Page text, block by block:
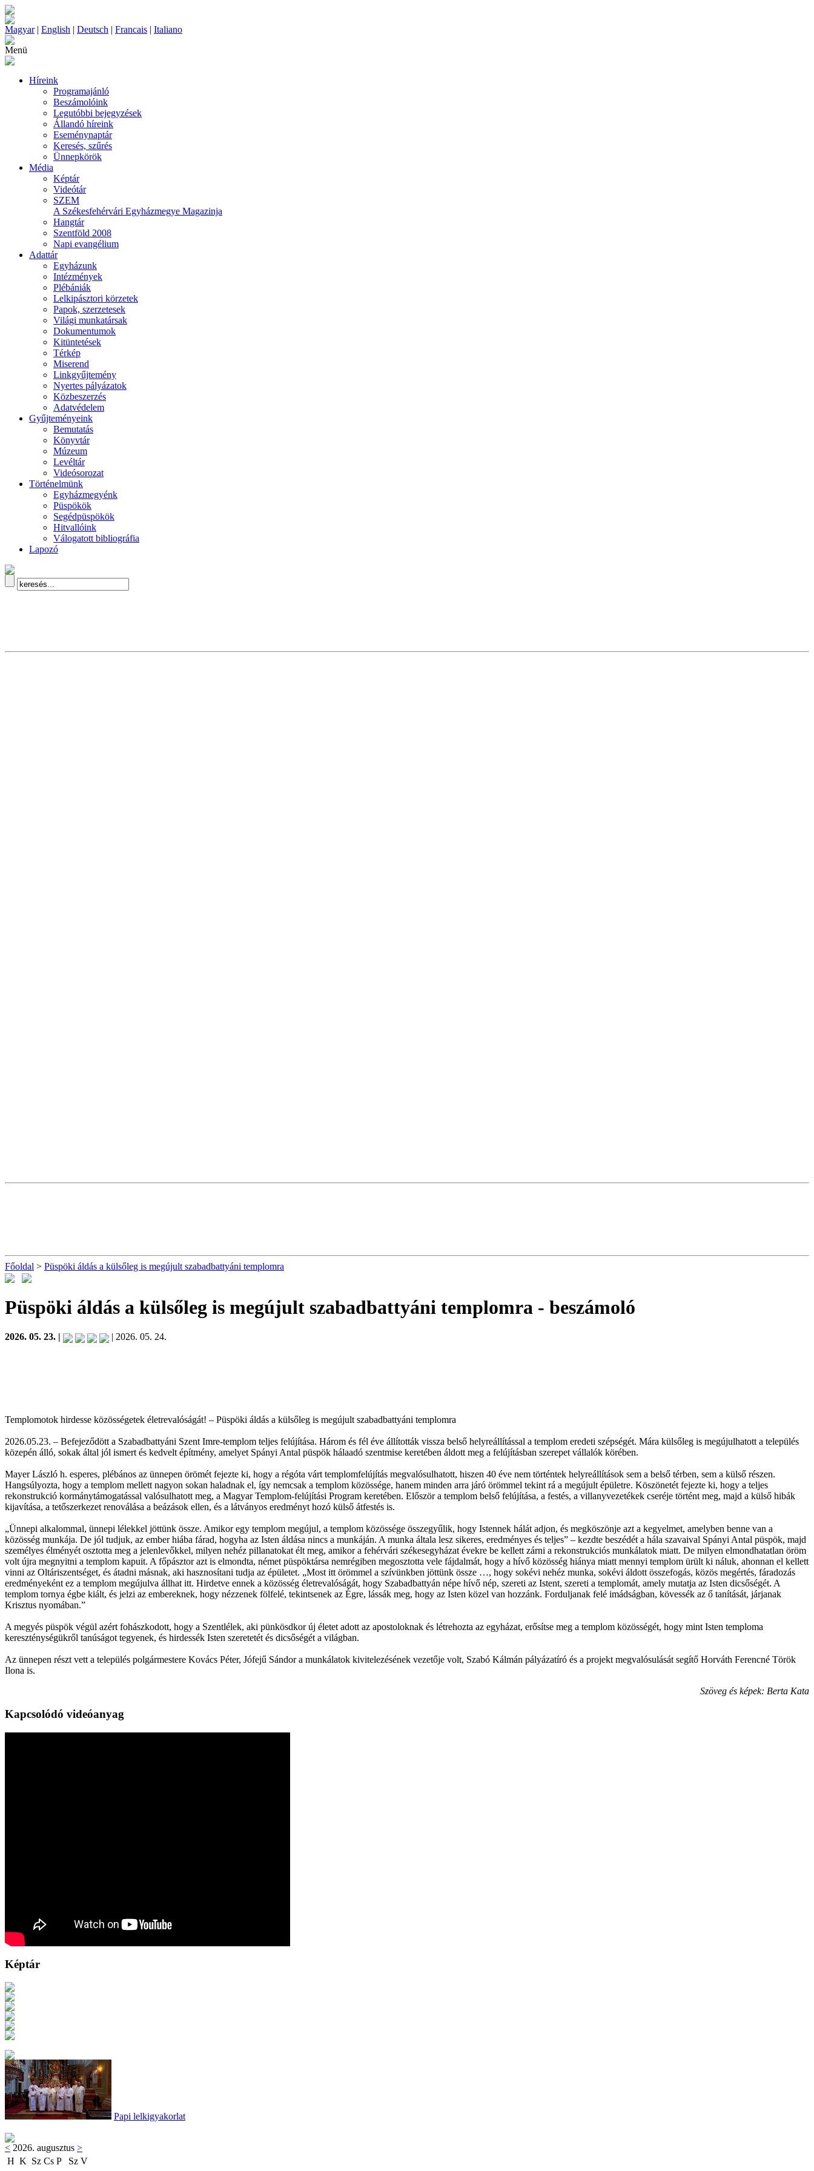
Magyar| English | Deutsch | Francais | Italiano
Menü
Híreink
Programajánló
Beszámolóink
Legutóbbi bejegyzések
Állandó híreink
Eseménynaptár
Keresés, szűrés
Ünnepkörök
Média
Képtár
Videótár
SZEM
A Székesfehérvári Egyházmegye Magazinja
Hangtár
Szentföld 2008
Napi evangélium
Adattár
Egyházunk
Intézmények
Plébániák
Lelkipásztori körzetek
Papok, szerzetesek
Világi munkatársak
Dokumentumok
Kitüntetések
Térkép
Miserend
Linkgyűjtemény
Nyertes pályázatok
Közbeszerzés
Adatvédelem
Gyűjteményeink
Bemutatás
Könyvtár
Múzeum
Levéltár
Videósorozat
Történelmünk
Egyházmegyénk
Püspökök
Segédpüspökök
Hitvallóink
Válogatott bibliográfia
Lapozó
Főoldal > Püspöki áldás a külsőleg is megújult szabadbattyáni templomra
Püspöki áldás a külsőleg is megújult szabadbattyáni templomra - beszámoló
2026. 05. 23. | | 2026. 05. 24.
Templomotok hirdesse közösségetek életrevalóságát! – Püspöki áldás a külsőleg is megújult szabadbattyáni templomra
2026.05.23. – Befejeződött a Szabadbattyáni Szent Imre-templom teljes felújítása. Három és fél éve állították vissza belső helyreállítással a templom eredeti szépségét. Mára külsőleg is megújulhatott a település
közepén álló, sokak által jól ismert és kedvelt építmény, amelyet Spányi Antal püspök hálaadó szentmise keretében áldott meg a felújításban szerepet vállalók körében.
Mayer László h. esperes, plébános az ünnepen örömét fejezte ki, hogy a régóta várt templomfelújítás megvalósulhatott, hiszen 40 éve nem történtek helyreállítások sem a belső térben, sem a külső részen.
Hangsúlyozta, hogy a templom mellett nagyon sokan haladnak el, így nemcsak a templom közössége, hanem minden arra járó örömmel tekint rá a megújult épületre. Köszönetét fejezte ki, hogy a teljes
rekonstrukció kormánytámogatással valósulhatott meg, a Magyar Templom-felújítási Program keretében. Először a templom belső felújítása, a festés, a villanyvezetékek cseréje történt meg, majd a külső hibák
kijavítása, a tetőszerkezet renoválása a beázások ellen, és a látványos eredményt hozó külső átfestés is.
„Ünnepi alkalommal, ünnepi lélekkel jöttünk össze. Amikor egy templom megújul, a templom közössége összegyűlik, hogy Istennek hálát adjon, és megköszönje azt a kegyelmet, amelyben benne van a
közösség munkája. De jól tudjuk, az ember hiába fárad, hogyha az Isten áldása nincs a munkáján. A munka általa lesz sikeres, eredményes és teljes” – kezdte beszédét a hála szavaival Spányi Antal püspök, majd
személyes élményét osztotta meg a jelenlevőkkel, milyen nehéz pillanatokat élt meg, amikor a fehérvári székesegyházat évekre be kellett zárni a rekonstrukciós munkálatok miatt. De milyen elmondhatatlan öröm
volt újra megnyitni a templom kapuit. A főpásztor azt is elmondta, német püspöktársa nemrégiben megosztotta vele fájdalmát, hogy a hívő közösség hiánya miatt mennyi templom ürült ki náluk, ahonnan el kellett
vinni az Oltáriszentséget, és átadni másnak, aki hasznosítani tudja az épületet. „Most itt örömmel a szívünkben jöttünk össze …, hogy sokévi nehéz munka, sokévi áldott összefogás, közös megértés, fáradozás
eredményeként ez a templom megújulva állhat itt. Hirdetve ennek a közösség életrevalóságát, hogy Szabadbattyán népe hívő nép, szereti az Istent, szereti a templomát, amely mutatja az Isten dicsőségét. A
templom tornya égbe kiált, és jelzi az embereknek, hogy nézzenek fölfelé, tekintsenek az Égre, lássák meg, hogy az Isten közel van hozzánk. Forduljanak felé imádságban, kövessék az ő tanítását, járjanak
Krisztus nyomában.”
A megyés püspök végül azért fohászkodott, hogy a Szentlélek, aki pünkösdkor új életet adott az apostoloknak és létrehozta az egyházat, erősítse meg a templom közösségét, hogy mint Isten temploma
kereszténységükről tanúságot tegyenek, és hirdessék Isten szeretetét és dicsőségét a világban.
Az ünnepen részt vett a település polgármestere Kovács Péter, Jófejű Sándor a munkálatok kivitelezésének vezetője volt, Szabó Kálmán pályázatíró és a projekt megvalósulását segítő Horváth Ferencné Török
Ilona is.
Szöveg és képek: Berta Kata
Kapcsolódó videóanyag
Képtár
Papi lelkigyakorlat
< 2026. augusztus >
H K Sz Cs P Sz V